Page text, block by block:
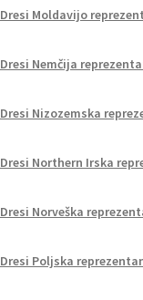
Dresi Moldavijo
Dresi Nemčija
Dresi Nizozemska
Dresi Northern Irska
Dresi Norveška
Dresi Poljska